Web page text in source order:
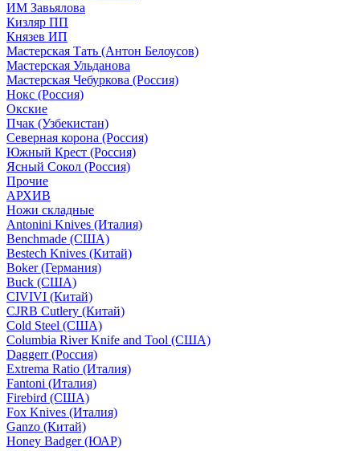
ИМ Завьялова
Кизляр ПП
Князев ИП
Мастерская Тать (Антон Белоусов)
Мастерская Ульданова
Мастерская Чебуркова (Россия)
Нокс (Россия)
Окские
Пчак (Узбекистан)
Северная корона (Россия)
Южный Крест (Россия)
Ясный Сокол (Россия)
Прочие
АРХИВ
Ножи складные
Antonini Knives (Италия)
Benchmade (США)
Bestech Knives (Китай)
Boker (Германия)
Buck (США)
CIVIVI (Китай)
CJRB Cutlery (Китай)
Cold Steel (США)
Columbia River Knife and Tool (США)
Daggerr (Россия)
Extrema Ratio (Италия)
Fantoni (Италия)
Firebird (США)
Fox Knives (Италия)
Ganzo (Китай)
Honey Badger (ЮАР)